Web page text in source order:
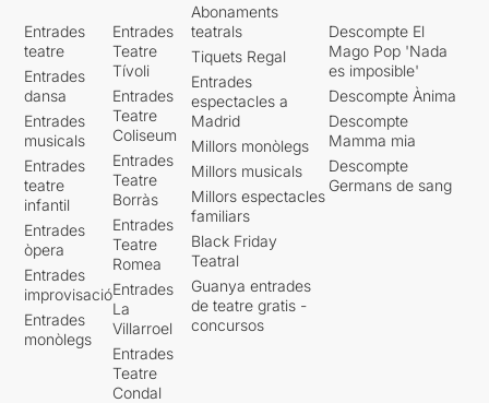
Entrades
teatre
Entrades
dansa
Entrades
musicals
Entrades
teatre
infantil
Entrades
òpera
Entrades
improvisació
Entrades
monòlegs
Entrades
Teatre
Tívoli
Entrades
Teatre
Coliseum
Entrades
Teatre
Borràs
Entrades
Teatre
Romea
Entrades
La
Villarroel
Entrades
Teatre
Condal
Abonaments
teatrals
Tiquets Regal
Entrades
espectacles a
Madrid
Millors monòlegs
Millors musicals
Millors espectacles
familiars
Black Friday
Teatral
Guanya entrades
de teatre gratis -
concursos
Descompte El
Mago Pop 'Nada
es imposible'
Descompte Ànima
Descompte
Mamma mia
Descompte
Germans de sang